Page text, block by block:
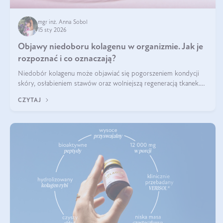
mgr inż. Anna Sobol
15 sty 2026
Objawy niedoboru kolagenu w organizmie. Jak je
rozpoznać i co oznaczają?
Niedobór kolagenu może objawiać się pogorszeniem kondycji
skóry, osłabieniem stawów oraz wolniejszą regeneracją tkanek.
skóry, bóle stawów, łamliwość paznokci oraz osłabienie włosów.
CZYTAJ